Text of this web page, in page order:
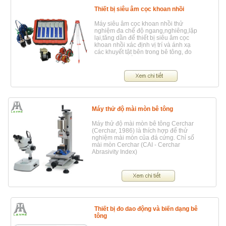
Thiết bị siêu âm cọc khoan nhồi
Máy siêu âm cọc khoan nhồi thử
nghiệm đa chế độ ngang,nghiêng,lặp
lại,tăng dần để thiết bị siêu âm cọc
khoan nhồi xác định vị trí và ánh xạ
các khuyết tật bên trong bê tông, đo
Máy thử độ mài mòn bê tông
Máy thử độ mài mòn bê tông Cerchar
(Cerchar, 1986) là thích hợp để thử
nghiệm mài mòn của đá cứng. Chỉ số
mài mòn Cerchar (CAI - Cerchar
Abrasivity Index)
Thiết bị đo dao động và biến dạng bê
tông